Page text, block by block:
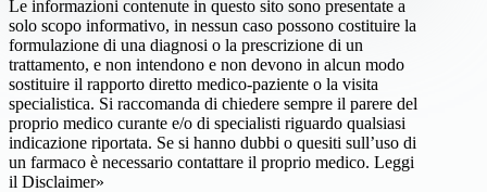
Le informazioni contenute in questo sito sono presentate a
solo scopo informativo, in nessun caso possono costituire la
formulazione di una diagnosi o la prescrizione di un
trattamento, e non intendono e non devono in alcun modo
sostituire il rapporto diretto medico-paziente o la visita
specialistica. Si raccomanda di chiedere sempre il parere del
proprio medico curante e/o di specialisti riguardo qualsiasi
indicazione riportata. Se si hanno dubbi o quesiti sull’uso di
un farmaco è necessario contattare il proprio medico. Leggi
il Disclaimer»